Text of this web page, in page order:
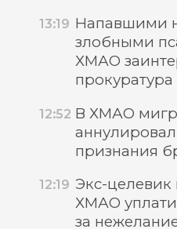
13:19 Напавшими
злобными
ХМАО
прокуратура
12:52 В ХМАО
признания
12:19 Экс-целевик
ХМАО
за